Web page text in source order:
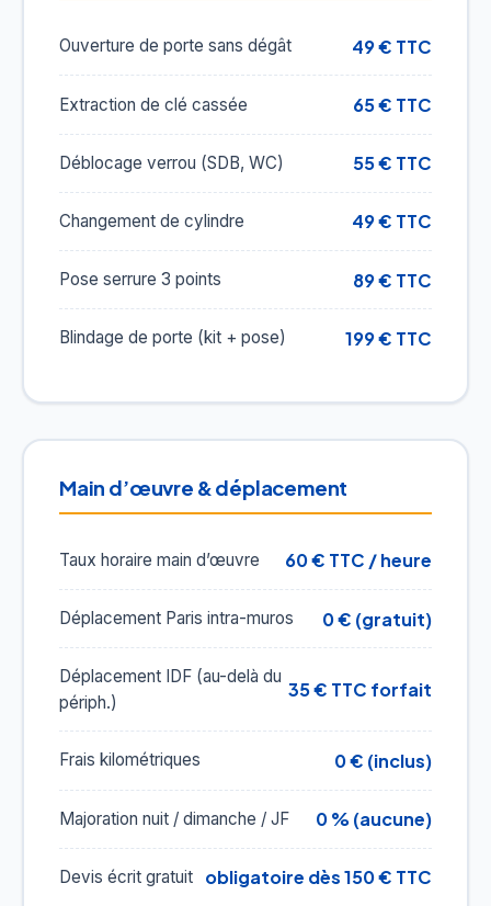
Ouverture de porte sans dégât 49 € TTC
Extraction de clé cassée 65 € TTC
Déblocage verrou (SDB, WC) 55 € TTC
Changement de cylindre 49 € TTC
Pose serrure 3 points 89 € TTC
Blindage de porte (kit + pose) 199 € TTC
Main d’œuvre & déplacement
Taux horaire main d’œuvre 60 € TTC / heure
Déplacement Paris intra-muros 0 € (gratuit)
Déplacement IDF (au-delà du
périph.)
35 € TTC forfait
Frais kilométriques 0 € (inclus)
Majoration nuit / dimanche / JF 0 % (aucune)
Devis écrit gratuit obligatoire dès 150 € TTC